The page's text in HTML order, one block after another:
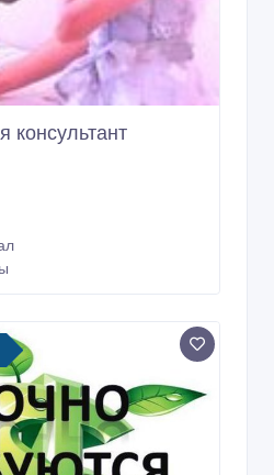
консультант